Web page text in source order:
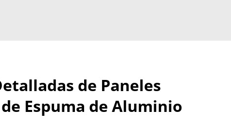
de Paneles
Espuma de Aluminio